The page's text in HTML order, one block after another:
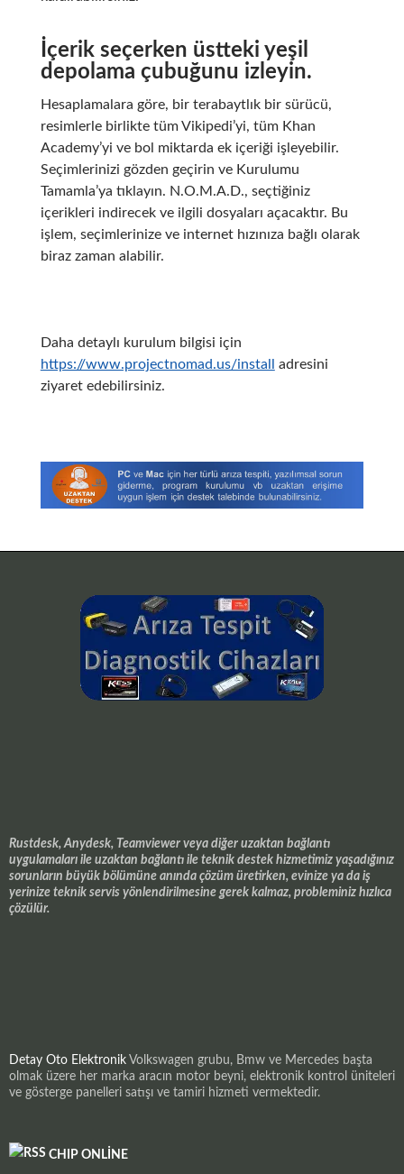
İçerik seçerken üstteki yeşil
depolama çubuğunu izleyin.
Hesaplamalara göre, bir terabaytlık bir sürücü,
resimlerle birlikte tüm Vikipedi’yi, tüm Khan
Academy’yi ve bol miktarda ek içeriği işleyebilir.
Seçimlerinizi gözden geçirin ve Kurulumu
Tamamla’ya tıklayın. N.O.M.A.D., seçtiğiniz
içerikleri indirecek ve ilgili dosyaları açacaktır. Bu
işlem, seçimlerinize ve internet hızınıza bağlı olarak
biraz zaman alabilir.
Daha detaylı kurulum bilgisi için
https://www.projectnomad.us/install
adresini
ziyaret edebilirsiniz.
Rustdesk, Anydesk, Teamviewer veya diğer uzaktan bağlantı
uygulamaları ile uzaktan bağlantı ile teknik destek hizmetimiz yaşadığınız
sorunların büyük bölümüne anında çözüm üretirken, evinize ya da iş
yerinize teknik servis yönlendirilmesine gerek kalmaz, probleminiz hızlıca
çözülür.
Detay Oto Elektronik Volkswagen grubu, Bmw ve Mercedes başta
olmak üzere her marka aracın motor beyni, elektronik kontrol üniteleri
ve gösterge panelleri satışı ve tamiri hizmeti vermektedir.
CHIP ONLINE